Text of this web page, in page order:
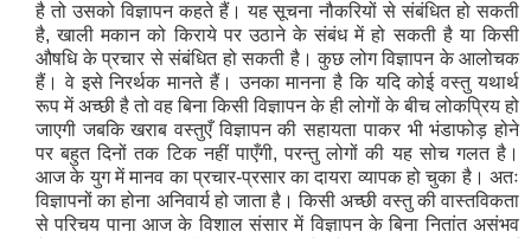
है तो उसको विज्ञापन कहते हैं। यह सूचना नौकरियों से संबंधित हो सकती
है, खाली मकान को किराये पर उठाने के संबंध में हो सकती है या किसी
औषधि के प्रचार से संबंधित हो सकती है। कुछ लोग विज्ञापन के आलोचक
हैं। वे इसे निरर्थक मानते हैं। उनका मानना है कि यदि कोई वस्तु यथार्थ
रूप में अच्छी है तो वह बिना किसी विज्ञापन के ही लोगों के बीच लोकप्रिय हो
जाएगी जबकि खराब वस्तुएँ विज्ञापन की सहायता पाकर भी भंडाफोड़ होने
पर बहुत दिनों तक टिक नहीं पाएँगी, परन्तु लोगों की यह सोच गलत है।
आज के युग में मानव का प्रचार-प्रसार का दायरा व्यापक हो चुका है। अतः
विज्ञापनों का होना अनिवार्य हो जाता है। किसी अच्छी वस्तु की वास्तविकता
से परिचय पाना आज के विशाल संसार में विज्ञापन के बिना नितांत असंभव